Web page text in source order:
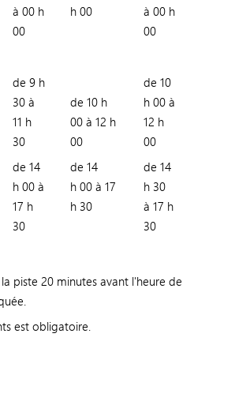
à 00 h
00
h 00
à 00 h
00
de 9 h
30 à
11 h
30
de 14
h 00 à
17 h
30
de 10 h
00 à 12 h
00
de 14
h 00 à 17
h 30
de 10
h 00 à
12 h
00
de 14
h 30
à 17 h
30
piste 20 minutes avant l'heure de
est obligatoire.